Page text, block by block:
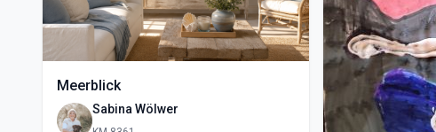
Meerblick
Sabina Wölwer